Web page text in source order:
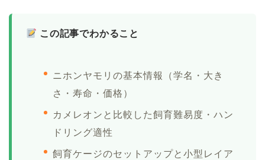
この記事でわかること
ニホンヤモリの基本情報（学名・大き
さ・寿命・価格）
カメレオンと比較した飼育難易度・ハン
ドリング適性
飼育ケージのセットアップと小型レイア